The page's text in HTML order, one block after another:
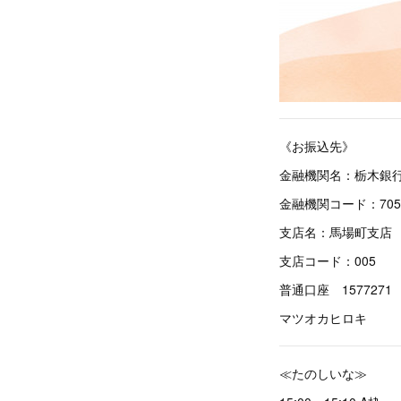
《お振込先》
金融機関名：栃木銀
金融機関コード：
支店名：馬場町支店
支店コード：005
普通口座 1577271
マツオカヒロキ
≪たのしいな≫